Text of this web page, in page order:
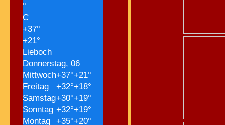
°
C
+37°
+21°
Lieboch
Donnerstag, 06
Mittwoch+37°+21°
Freitag
+32°+18°
Samstag+30°+19°
Sonntag +32°+19°
Montag
+35°+20°